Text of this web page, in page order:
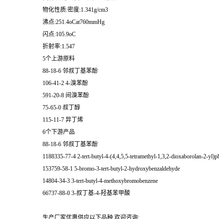
物化性质:密度:1.341g/cm3
沸点:251.4oCat760mmHg
闪点:105.9oC
折射率:1.547
5个上游原料
88-18-6 邻叔丁基苯酚
106-41-2 4-溴苯酚
591-20-8 间溴苯酚
75-65-0 叔丁醇
115-11-7 异丁烯
6个下游产品
88-18-6 邻叔丁基苯酚
1188335-77-4 2-tert-butyl-4-(4,4,5,5-tetramethyl-1,3,2-dioxaborolan-2-
153759-58-1 5-bromo-3-tert-butyl-2-hydroxybenzaldehyde
14804-34-3 3-tert-butyl-4-methoxybromobenzene
66737-88-0 3-叔丁基-4-羟基苯甲酸
生产厂家优惠供应以下品种,欢迎咨询: